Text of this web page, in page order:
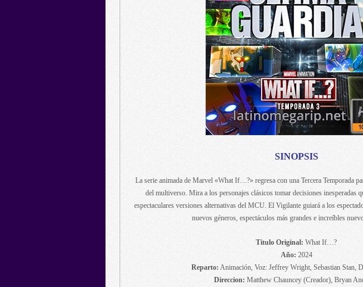
SINOPSIS
La serie animada de Marvel «What If…?» regresa con una Tercera Temporada
del multiverso. Mira a los personajes clásicos tomar decisiones inesperadas
espectaculares versiones alternativas del MCU. El Vigilante guiará a los
nuevos géneros, espectáculos más grandes e increíbles
Titulo Original: What If…?
Año: 2024
Reparto: Animación, Voz: Jeffrey Wright, Sebastian Stan,
Direccion: Matthew Chauncey (Creador), Bryan